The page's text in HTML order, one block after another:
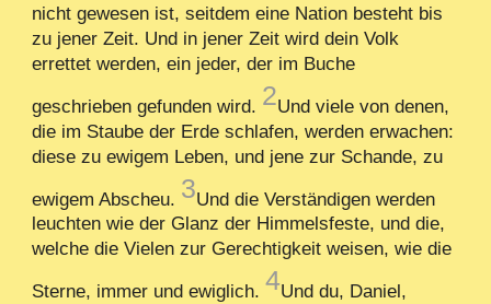
nicht gewesen ist, seitdem eine Nation besteht bis
zu jener Zeit. Und in jener Zeit wird dein Volk
errettet werden, ein jeder, der im Buche
geschrieben gefunden wird. 2Und viele von denen,
die im Staube der Erde schlafen, werden erwachen:
diese zu ewigem Leben, und jene zur Schande, zu
ewigem Abscheu. 3Und die Verständigen werden
leuchten wie der Glanz der Himmelsfeste, und die,
welche die Vielen zur Gerechtigkeit weisen, wie die
Sterne, immer und ewiglich.4Und du, Daniel,